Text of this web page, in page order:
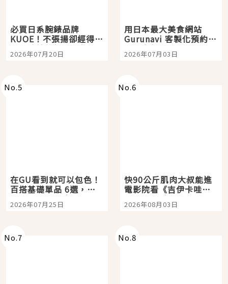
必買日系腕錶品牌
KUOE！不張揚卻經得起
時間洗鍊的經典之作五
選
2026年07月20日
用日本最大美食網站
Gurunavi 客製化預約九
大都市餐廳，打造專屬
美食體驗！
2026年07月03日
No.5
在GU看到就可以包色！
百搭基礎單品 6選，閉
眼全收也不心疼
2026年07月25日
No.6
快90公斤肌肉大叔能進
電影院看《吉伊卡哇》
嗎？日本重金屬樂團
「打首」會長與nagano
2026年08月03日
No.7 No.8